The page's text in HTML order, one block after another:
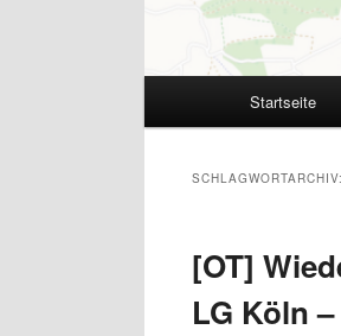
Startseite
SCHLAGWORTARCHIV:
[OT]
LG Köln